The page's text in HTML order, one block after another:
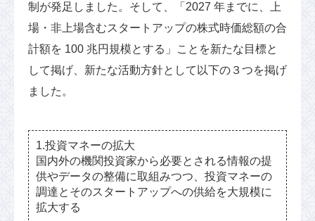
制が発足しました。そして、「2027 年までに、上
場・非上場含むスタートアップの株式時価総額の合
計額を 100 兆円規模とする」ことを新たな目標と
して掲げ、新たな活動方針として以下の３つを掲げ
ました。
1.投資マネーの拡大
国内外の機関投資家から必要とされる情報の提
供やデータの整備に取組みつつ、投資マネーの
調達とそのスタートアップへの供給を⼤規模に
拡大する